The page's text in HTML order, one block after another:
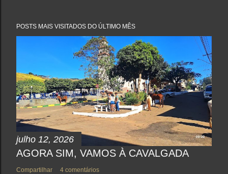
a
e
n
t
á
r
i
o
POSTS MAIS VISITADOS DO ÚLTIMO MÊS
julho 12, 2026
AGORA SIM, VAMOS À CAVALGADA
Compartilhar 4 comentários